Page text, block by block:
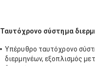
Ταυτόχρονο σύστημα
Υπέρυθρο ταυτόχρονο
διερμηνέων, εξοπλισμός